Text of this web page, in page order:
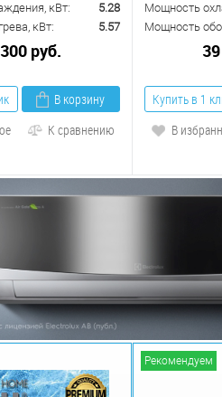
кВт:
5.28
кВт:
5.57
руб.
В корзину
К сравнению
Мощность
Мощность
Купить в 1
В
Рекомендуем